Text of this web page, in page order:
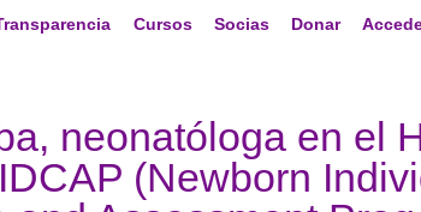
Cursos Socias Donar
neonatóloga en el
(Newborn